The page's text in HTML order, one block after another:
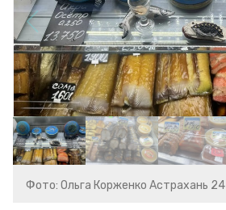
Фото: Ольга Корженко Астрахань 24